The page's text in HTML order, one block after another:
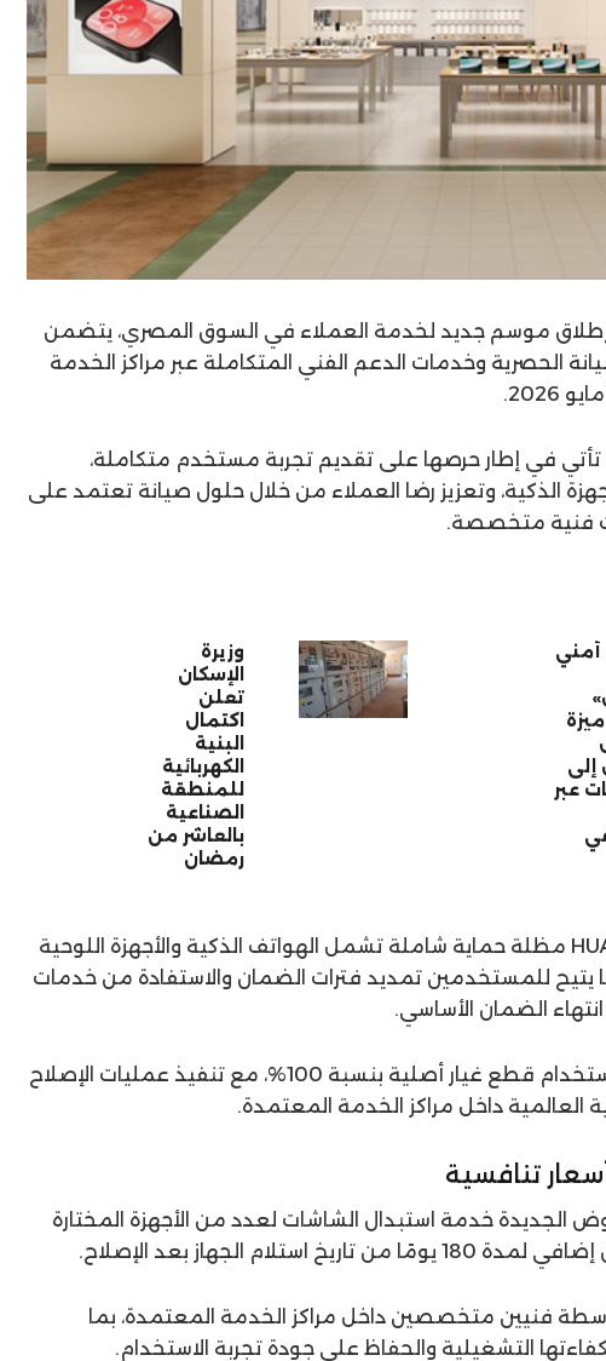
موسم جديد لخدمة العملاء في السوق المصري، يتضمن
الحصرية وخدمات الدعم الفني المتكاملة عبر مراكز الخدمة
تأتي في إطار حرصها على تقديم تجربة مستخدم متكاملة،
الذكية، وتعزيز رضا العملاء من خلال حلول صيانة تعتمد على
فنية متخصصة.
أمني
إلى
عبر
وزيرة
الإسكان
تعلن
اكتمال
البنية
الكهربائية
للمنطقة
الصناعية
بالعاشر من
رمضان
ويقدم برنامج HUAWEI Care مظلة حماية شاملة تشمل الهواتف الذكية والأجهزة اللوحية
يتيح للمستخدمين تمديد فترات الضمان والاستفادة من خدمات
الضمان الأساسي.
وأكدت هواوي التزامها باستخدام قطع غيار أصلية بنسبة 100%، مع تنفيذ عمليات الإصلاح
العالمية داخل مراكز الخدمة المعتمدة.
تنافسية
الجديدة خدمة استبدال الشاشات لعدد من الأجهزة المختارة
استلام الجهاز بعد الإصلاح.
فنيين متخصصين داخل مراكز الخدمة المعتمدة، بما
التشغيلية والحفاظ على جودة تجربة الاستخدام.